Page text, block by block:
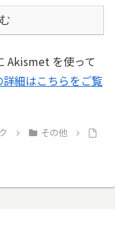
Akismet を使って
細はこちらをご覧
その他